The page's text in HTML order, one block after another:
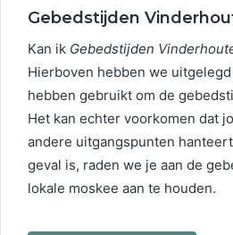
Gebedstijden
Kan ik Gebedstijden
Hierboven hebben we
hebben gebruikt om de
Het kan echter voorkomen dat
andere uitgangspunten
geval is, raden we je aan de
lokale moskee aan te houden.